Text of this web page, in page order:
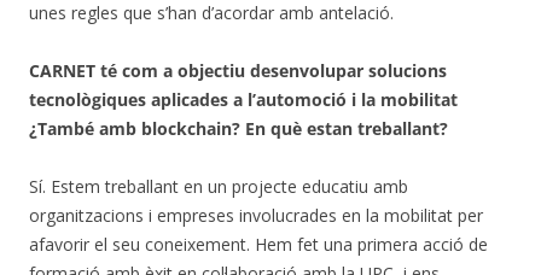
unes regles que s’han d’acordar amb antelació.
CARNET té com a objectiu desenvolupar solucions
tecnològiques aplicades a l’automoció i la mobilitat
¿També amb blockchain? En què estan treballant?
Sí. Estem treballant en un projecte educatiu amb
organitzacions i empreses involucrades en la mobilitat per
afavorir el seu coneixement. Hem fet una primera acció de